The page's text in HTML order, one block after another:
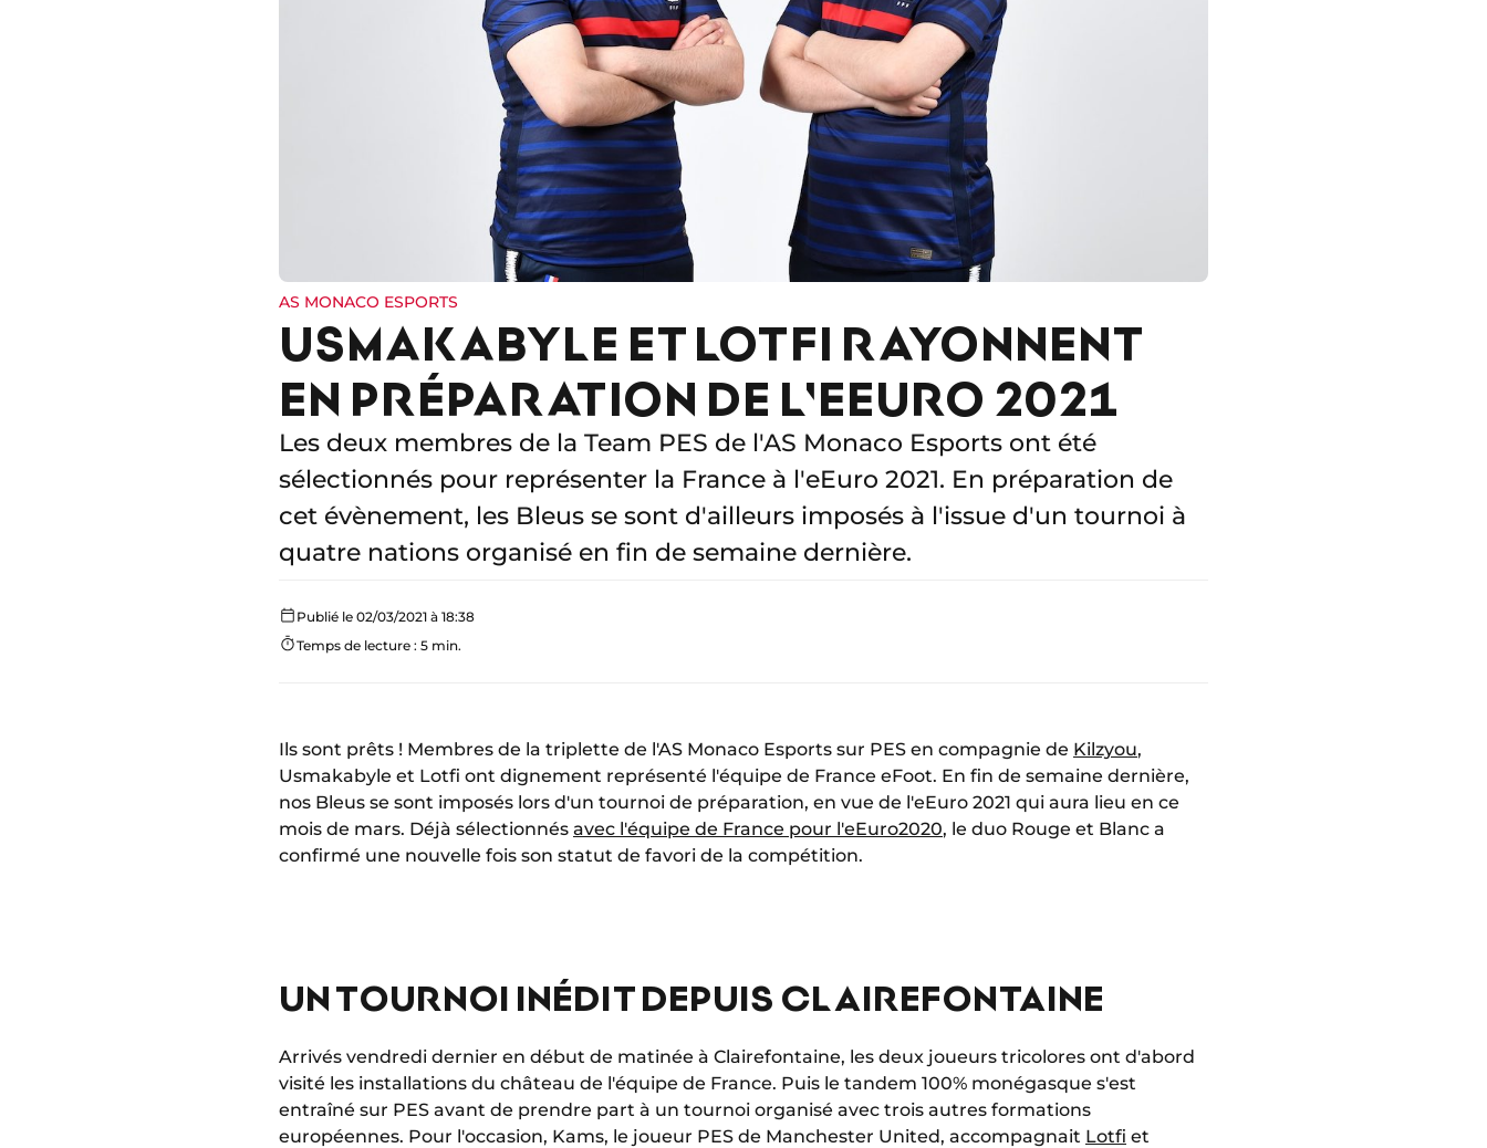
AS MONACO ESPORTS
USMAKABYLE ET LOTFI RAYONNENT
EN PRÉPARATION DE L'EEURO 2021
Les deux membres de la Team PES de l'AS Monaco Esports ont été
sélectionnés pour représenter la France à l'eEuro 2021. En préparation de
cet évènement, les Bleus se sont d'ailleurs imposés à l'issue d'un tournoi à
quatre nations organisé en fin de semaine dernière.
Publié le 02/03/2021 à 18:38
Temps de lecture : 5 min.
Ils sont prêts ! Membres de la triplette de l'AS Monaco Esports sur PES en compagnie de Kilzyou,
Usmakabyle et Lotfi ont dignement représenté l'équipe de France eFoot. En fin de semaine dernière,
nos Bleus se sont imposés lors d'un tournoi de préparation, en vue de l'eEuro 2021 qui aura lieu en ce
mois de mars. Déjà sélectionnés avec l'équipe de France pour l'eEuro2020, le duo Rouge et Blanc a
confirmé une nouvelle fois son statut de favori de la compétition.
UN TOURNOI INÉDIT DEPUIS CLAIREFONTAINE
Arrivés vendredi dernier en début de matinée à Clairefontaine, les deux joueurs tricolores ont d'abord
visité les installations du château de l'équipe de France. Puis le tandem 100% monégasque s'est
entraîné sur PES avant de prendre part à un tournoi organisé avec trois autres formations
européennes. Pour l'occasion, Kams, le joueur PES de Manchester United, accompagnait Lotfi et